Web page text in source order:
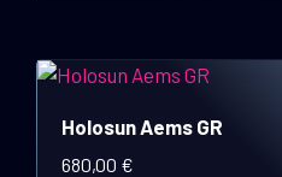
Holosun Aems GR
680,00 €